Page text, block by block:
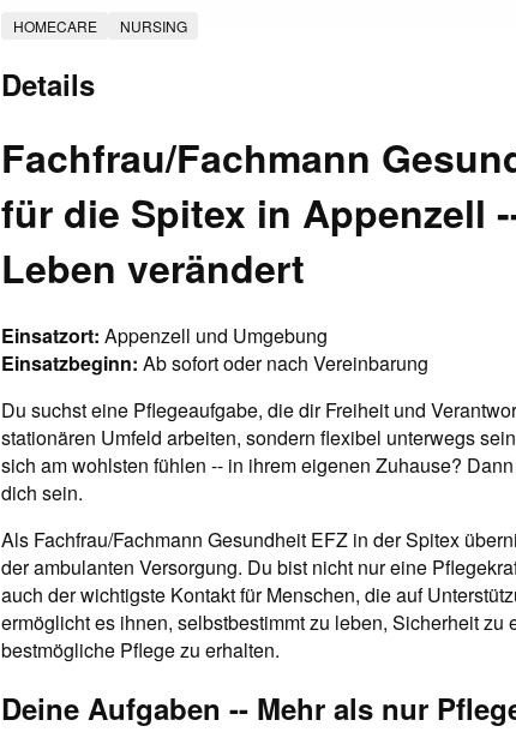
HOMECARE NURSING
Details
Fachfrau/Fachmann
für die Spitex in Appenzell
Leben verändert
Einsatzort: Appenzell und Umgebung
Einsatzbeginn: Ab sofort oder nach Vereinbarung
Du suchst eine Pflegeaufgabe, die dir Freiheit und
stationären Umfeld arbeiten, sondern flexibel unterwegs
sich am wohlsten fühlen -- in ihrem eigenen Zuhause?
dich sein.
Als Fachfrau/Fachmann Gesundheit EFZ in der Spitex
der ambulanten Versorgung. Du bist nicht nur eine
auch der wichtigste Kontakt für Menschen, die auf
ermöglicht es ihnen, selbstbestimmt zu leben, Sicherheit zu
bestmögliche Pflege zu erhalten.
Deine Aufgaben -- Mehr als nur